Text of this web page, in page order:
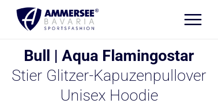
Bull | Aqua Flamingostar
Stier Glitzer-Kapuzenpullover
Unisex Hoodie